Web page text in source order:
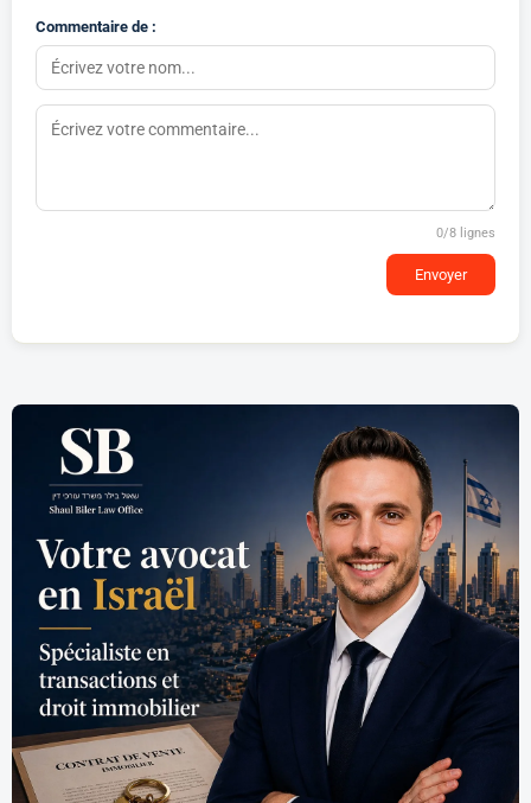
Commentaire de :
0/8 lignes
Envoyer